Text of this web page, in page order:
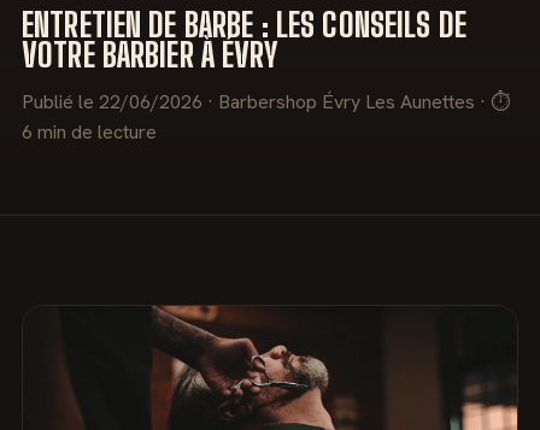
ENTRETIEN DE BARBE : LES CONSEILS DE
VOTRE BARBIER À ÉVRY
Publié le 22/06/2026 · Barbershop Évry Les Aunettes · ⏱
6 min de lecture